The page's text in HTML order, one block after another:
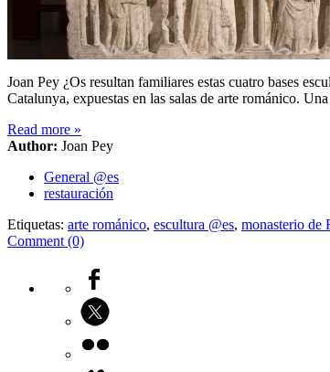
Joan Pey ¿Os resultan familiares estas cuatro bases
Catalunya, expuestas en las salas de arte románico.
Read more »
Author: Joan Pey
General @es
restauración
Etiquetas: arte románico, escultura @es, monasterio de
Comment (0)